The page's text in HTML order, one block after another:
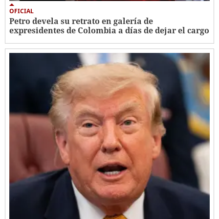
OFICIAL
Petro devela su retrato en galería de
expresidentes de Colombia a días de dejar el cargo